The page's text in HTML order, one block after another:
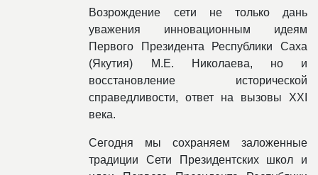
Возрождение сети не только дань
уважения инновационным идеям
Первого Президента Республики Саха
(Якутия) М.Е. Николаева, но и
восстановление исторической
справедливости, ответ на вызовы XXI
века.
Сегодня мы сохраняем заложенные
традиции Сети Президентских школ и